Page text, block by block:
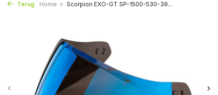
Terug Home Scorpion EXO-GT SP-1500-530-39...